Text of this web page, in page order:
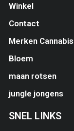
Winkel
Contact
Merken Cannabis
Bloem
maan rotsen
jungle jongens
SNEL LINKS